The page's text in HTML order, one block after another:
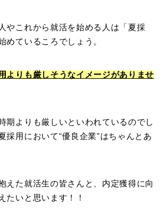
やこれから就活を始める人は「夏採
めているころでしょう。
よりも厳しそうなイメージがありませ
期よりも厳しいといわれているのでし
採用において“優良企業”はちゃんとあ
えた就活生の皆さんと、内定獲得に向
たいと思います！！